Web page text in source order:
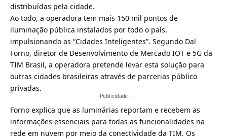
distribuídas pela cidade.
Ao todo, a operadora tem mais 150 mil pontos de
iluminação pública instalados por todo o país,
impulsionando as “Cidades Inteligentes”. Segundo Dal
Forno, diretor de Desenvolvimento de Mercado IOT e 5G da
TIM Brasil, a operadora pretende levar esta solução para
outras cidades brasileiras através de parcerias público
privadas.
- Publicidade -
Forno explica que as luminárias reportam e recebem as
informações essenciais para todas as funcionalidades na
rede em nuvem por meio da conectividade da TIM. Os